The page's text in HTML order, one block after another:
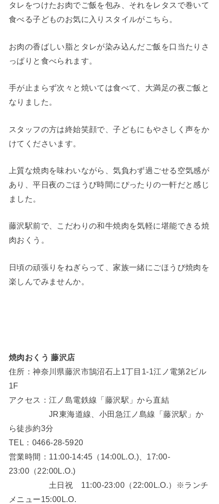
タレをつけたお肉でご飯を包み、それをレタスで巻いて
食べる子どものお気に入りスタイルがこちら。
お肉の香ばしい脂とタレが染み込んだご飯を口当たりさ
っぱりと食べられます。
手が止まらず次々と焼いては食べて、大満足の夜ご飯と
なりました。
スタッフの方は終始笑顔で、子どもにもやさしく声をか
けてくださいます。
上質な焼肉を味わいながら、気負わず過ごせる空気感が
あり、平日夜のごほうび時間にぴったりの一軒だと感じ
ました。
藤沢駅前で、こだわりの和牛焼肉を気軽に堪能できる焼
肉おくう。
日頃の頑張りをねぎらって、家族一緒にごほうび焼肉を
楽しんでみませんか。
焼肉おくう 藤沢店
住所：神奈川県藤沢市鵠沼石上1丁目1-1江ノ電第2ビル
1F
アクセス：江ノ島電鉄線「藤沢駅」から直結
JR東海道線、小田急江ノ島線「藤沢駅」か
ら徒歩約3分
TEL：0466-28-5920
営業時間：11:00-14:45（14:00L.O.)、17:00-
23:00（22:00L.O.)
土日祝 11:00-23:00（22:00L.O.）※ランチ
メニュー15:00L.O.